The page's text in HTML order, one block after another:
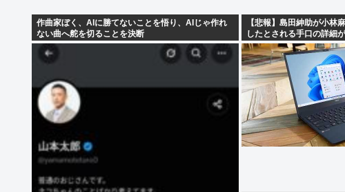
作曲家ぼく、AIに勝てないことを悟り、AIじゃ作れ
ない曲へ舵を切ることを決断
【悲報】島田紳助が小林
したとされる手口の詳細